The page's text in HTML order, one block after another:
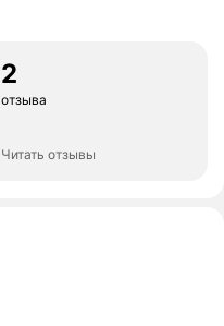
2
отзыва
Читать отзывы